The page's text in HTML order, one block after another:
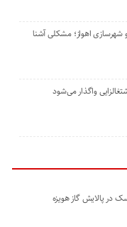
شهرسازی اهواز؛ مشکلی آشنا
واگذار می‌شود
در پالایش گاز هویزه